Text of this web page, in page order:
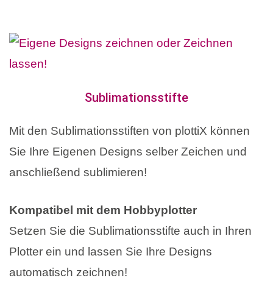
Sublimationsstifte
Mit den Sublimationsstiften von plottiX können
Sie Ihre Eigenen Designs selber Zeichen und
anschließend sublimieren!
Kompatibel mit dem Hobbyplotter
Setzen Sie die Sublimationsstifte auch in Ihren
Plotter ein und lassen Sie Ihre Designs
automatisch zeichnen!